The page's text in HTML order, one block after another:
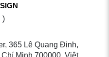
)
365 Lê Quang Định,
Minh 700000, Việt